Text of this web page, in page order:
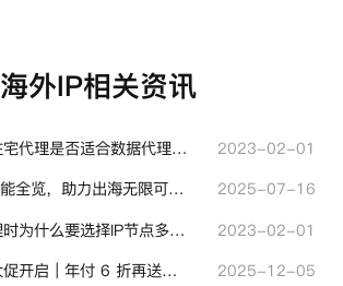
海外IP相关资讯
如何测试该海外住宅代理是否适合数据代理使用？
2023-02-01
DuoPlus云手机功能全览，助力出海无限可能！
2025-07-16
选购海外住宅代理时为什么要选择IP节点多的？有什么区别？
2023-02-01
AdsPower 黑五大促开启｜年付 6 折再送半年＋豪礼抽奖
2025-12-05